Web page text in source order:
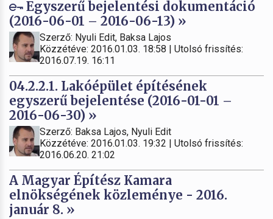
Egyszerű bejelentési dokumentáció
(2016-06-01 – 2016-06-13) »
Szerző: Nyuli Edit, Baksa Lajos
Közzétéve: 2016.01.03. 18:58 | Utolsó frissítés:
2016.07.19. 16:11
04.2.2.1. Lakóépület építésének
egyszerű bejelentése (2016-01-01 –
2016-06-30) »
Szerző: Baksa Lajos, Nyuli Edit
Közzétéve: 2016.01.03. 19:32 | Utolsó frissítés:
2016.06.20. 21:02
A Magyar Építész Kamara
elnökségének közleménye - 2016.
január 8. »